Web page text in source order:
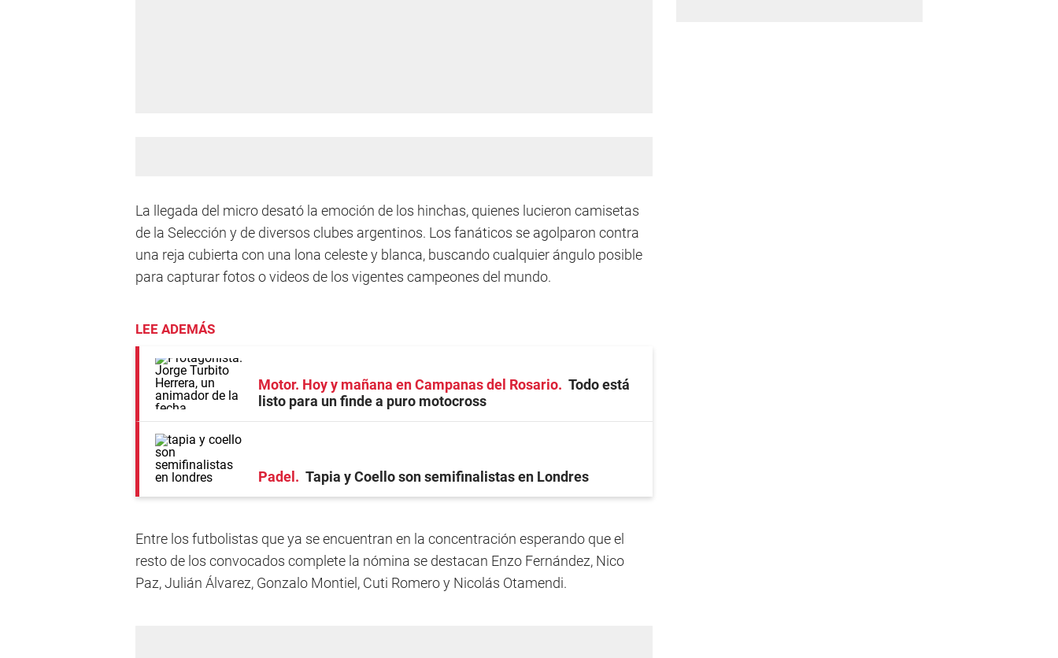
La llegada del micro desató la emoción de los hinchas, quienes lucieron camisetas
de la Selección y de diversos clubes argentinos. Los fanáticos se agolparon contra
una reja cubierta con una lona celeste y blanca, buscando cualquier ángulo posible
para capturar fotos o videos de los vigentes campeones del mundo.
LEE ADEMÁS
Motor. Hoy y mañana en Campanas del Rosario
Todo está
listo para un finde a puro motocross
Padel Tapia y Coello son semifinalistas en Londres
Entre los futbolistas que ya se encuentran en la concentración esperando que el
resto de los convocados complete la nómina se destacan Enzo Fernández, Nico
Paz, Julián Álvarez, Gonzalo Montiel, Cuti Romero y Nicolás Otamendi.